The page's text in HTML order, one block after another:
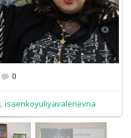
0
isaenkoyuliyavalerievna